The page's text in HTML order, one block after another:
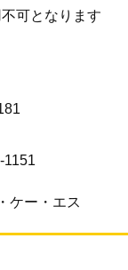
可となります
1151
ケー・エス